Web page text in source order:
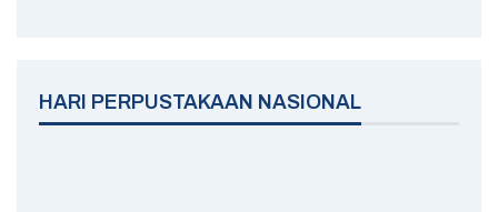
HARI PERPUSTAKAAN NASIONAL